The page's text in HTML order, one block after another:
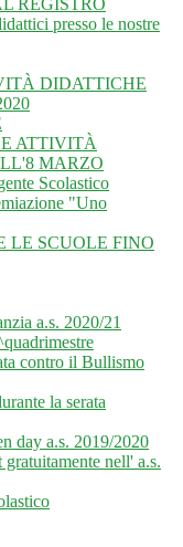
REGISTRO
presso le nostre
DIDATTICHE
ATTIVITÀ
MARZO
Scolastico
"Uno
LE SCUOLE FINO
a.s. 2020/21
contro il Bullismo
la serata
day a.s. 2019/2020
nell' a.s.